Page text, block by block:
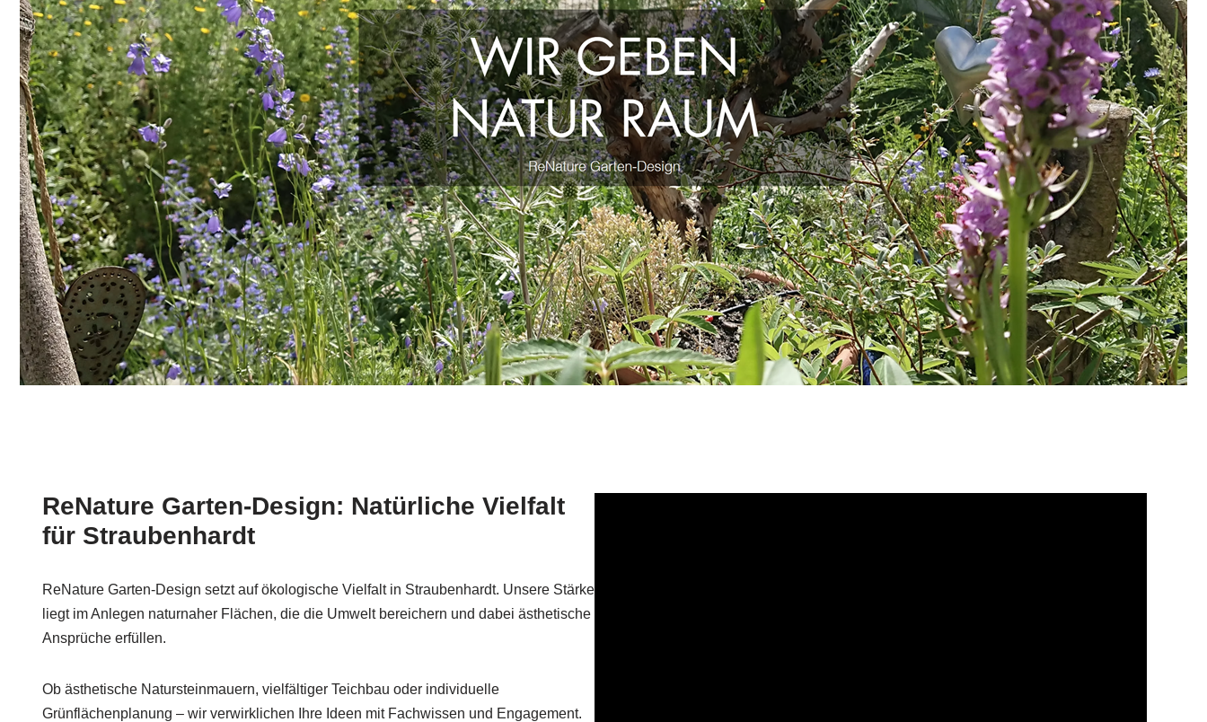
ReNature Garten-Design: Natürliche Vielfalt
für Straubenhardt
ReNature Garten-Design setzt auf ökologische Vielfalt in Straubenhardt. Unsere Stärke
liegt im Anlegen naturnaher Flächen, die die Umwelt bereichern und dabei ästhetische
Ansprüche erfüllen.
Ob ästhetische Natursteinmauern, vielfältiger Teichbau oder individuelle
Grünflächenplanung – wir verwirklichen Ihre Ideen mit Fachwissen und Engagement.